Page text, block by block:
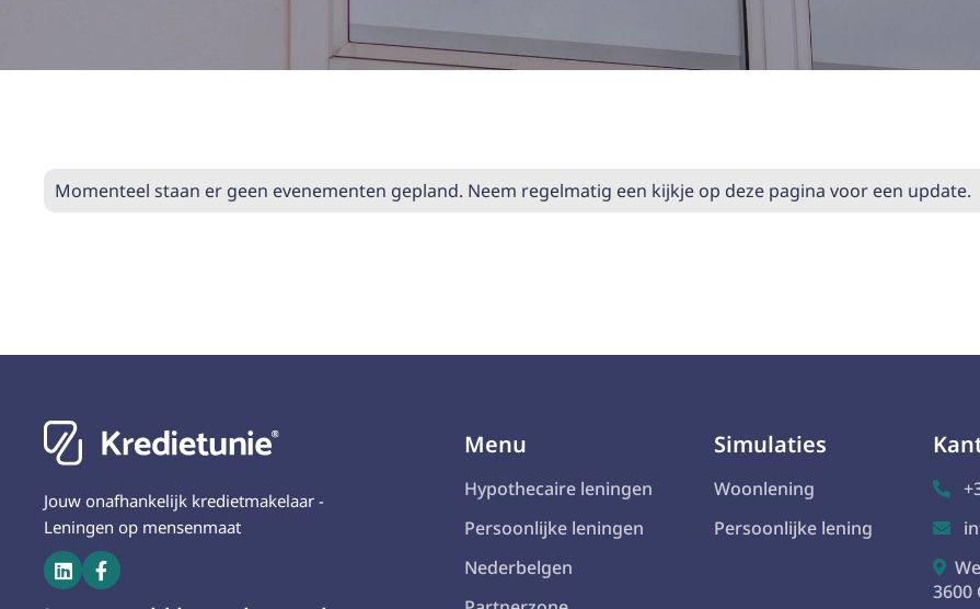
Momenteel staan er geen evenementen gepland. Neem regelmatig een kijkje op deze pagina voor een update.
Jouw onafhankelijk kredietmakelaar -
Leningen op mensenmaat
 
Menu
Hypothecaire leningen
Persoonlijke leningen
Nederbelgen
Simulaties
Woonlening
Persoonlijke lening



3600